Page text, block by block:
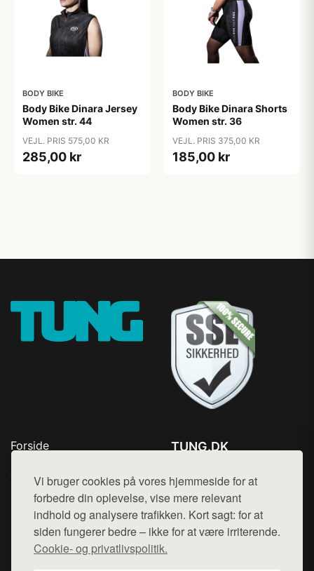
Vi bruger cookies på vores hjemmeside for at
forbedre din oplevelse, vise mere relevant
indhold og analysere trafikken. Kort sagt: for at
siden fungerer bedre – ikke for at være irriterende.
Cookie- og privatlivspolitik.
BODY BIKE
Body Bike Dinara Jersey
Women str. 44
VEJL. PRIS 575,00 KR
285,00 kr
BODY BIKE
Body Bike Dinara Shorts
Women str. 36
VEJL. PRIS 375,00 KR
185,00 kr
Forside
Top Rabatter
Kontakt
TUNG.DK
Mail: hej@want.dk
Cookie- og privatlivspolitik